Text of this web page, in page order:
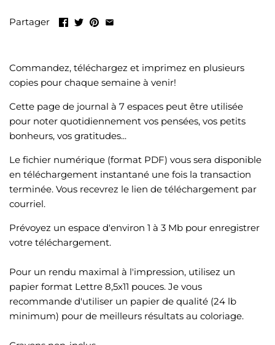
Partager
Commandez, téléchargez et imprimez en plusieurs
copies pour chaque semaine à venir!
Cette page de journal à 7 espaces peut être utilisée
pour noter quotidiennement vos pensées, vos petits
bonheurs, vos gratitudes...
Le fichier numérique (format PDF) vous sera disponible
en téléchargement instantané une fois la transaction
terminée. Vous recevrez le lien de téléchargement par
courriel.
Prévoyez un espace d'environ 1 à 3 Mb pour enregistrer
votre téléchargement.
Pour un rendu maximal à l'impression, utilisez un
papier format Lettre 8,5x11 pouces. Je vous
recommande d'utiliser un papier de qualité (24 lb
minimum) pour de meilleurs résultats au coloriage.